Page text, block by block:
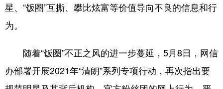
星、“饭圈”互撕、攀比炫富等价值导向不良的信息和行
为。
随着“饭圈”不正之风的进一步蔓延，5月8日，网信
办部署开展2021年“清朗”系列专项行动，再次指出要